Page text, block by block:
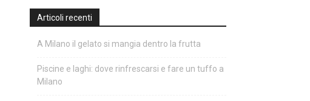
Articoli recenti
A Milano il gelato si mangia dentro la frutta
Piscine e laghi: dove rinfrescarsi e fare un tuffo a
Milano